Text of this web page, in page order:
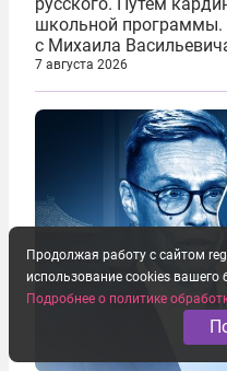
школьной программы.
с Михаила
правительства Литвы
предложил исключить
общего образования.
7 августа 2026
Продолжая работу с сайтом
использование cookies вашего
Подробнее о политике